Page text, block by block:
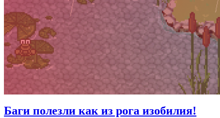
Баги полезли как из рога изобилия!